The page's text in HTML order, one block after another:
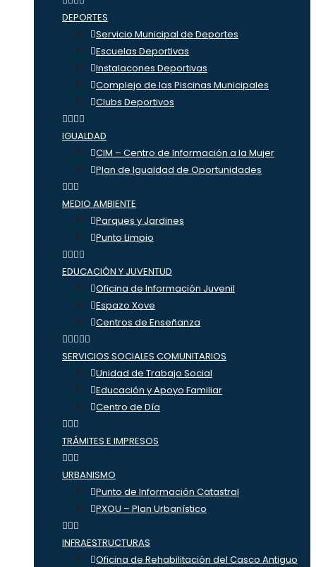
DEPORTES
Servicio Municipal de Deportes
Escuelas Deportivas
Instalacones Deportivas
Complejo de las Piscinas Municipales
Clubs Deportivos
IGUALDAD
CIM – Centro de Información a la Mujer
Plan de Igualdad de Oportunidades
MEDIO AMBIENTE
Parques y Jardines
Punto Limpio
EDUCACIÓN Y JUVENTUD
Oficina de Información Juvenil
Espazo Xove
Centros de Enseñanza
SERVICIOS SOCIALES COMUNITARIOS
Unidad de Trabajo Social
Educación y Apoyo Familiar
Centro de Día
TRÁMITES E IMPRESOS
URBANISMO
Punto de Información Catastral
PXOU – Plan Urbanístico
INFRAESTRUCTURAS
Oficina de Rehabilitación del Casco Antiguo